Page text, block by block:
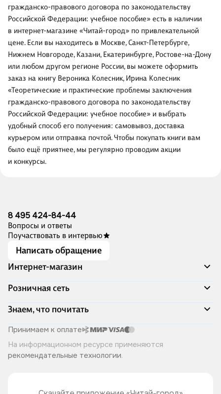
гражданско-правового договора по законодательству
Российской Федерации: учебное пособие» есть в наличии
в интернет-магазине «Читай-город» по привлекательной
цене. Если вы находитесь в Москве, Санкт-Петербурге,
Нижнем Новгороде, Казани, Екатеринбурге, Ростове-на-Дону
или любом другом регионе России, вы можете оформить
заказ на книгу Вероника Колесник, Ирина Колесник
«Теоретические и практические проблемы заключения
гражданско-правового договора по законодательству
Российской Федерации: учебное пособие» и выбрать
удобный способ его получения: самовывоз, доставка
курьером или отправка почтой. Чтобы покупать книги вам
было ещё приятнее, мы регулярно проводим акции
и конкурсы.
8 495 424-84-44
Вопросы и ответы
Поучаствовать в интервью
Написать обращение
Интернет-магазин
Акции
Доставка и оплата
Программа лояльности
Подарочные сертификаты
Правила продажи
Политика конфиденциальности
Розничная сеть
Адреса магазинов
Книжный Дозор
О компании
Читай-город для бизнеса
Хотите у нас работать?
Знаем, что почитать
Скоро в продаже
Лучшие из лучших
Читай-журнал
Принимаем к оплате
На информационном ресурсе применяются
рекомендательные технологии.